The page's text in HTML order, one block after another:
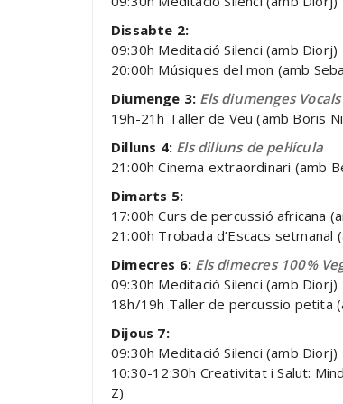
Dissabte 2:
09:30h Meditació Silenci (amb Diorj)
20:00h Músiques del mon (amb
Diumenge 3: Els diumenges Vocals
19h-21h Taller de Veu (amb Boris
Dilluns 4: Els dilluns de pel·lícula
21:00h Cinema extraordinari (amb
Dimarts 5:
17:00h Curs de percussió africana
21:00h Trobada d’Escacs setmanal
Dimecres 6: Els dimecres 100%
09:30h Meditació Silenci (amb Diorj)
18h/19h Taller de percussio petita
Dijous 7:
09:30h Meditació Silenci (amb Diorj)
10:30-12:30h Creativitat i Salut:
Z)